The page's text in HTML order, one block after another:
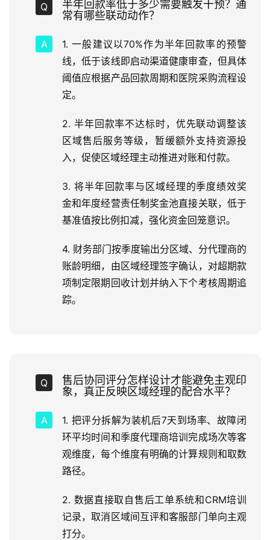
半年回款率低于多少需要触发干预？通
常有哪些联动动作？
1. 一般建议以70%作为半年回款率的预警
线，低于该线即启动渠道健康审查，但具体
阈值应根据产品回款周期和医院采购流程设
定。
2. 半年回款率不达标时，优先联动调整该
区域售后服务等级，暂缓额外支持资源投
入，促使区域经理主动推进对账和付款。
3. 将半年回款率与区域经理的季度绩效奖
金和年度经营责任制奖金池直接关联，低于
基准值按比例扣减，强化资金回笼意识。
4. 财务部门按季度输出分区域、分代理商的
账龄明细，由区域经理签字确认，对超期款
项制定限期回收计划并纳入下个考核周期追
踪。
售后协同评分怎样设计才能避免主观印
象，真正反映区域经理的配合水平？
1. 把评分拆解为装机后7天到场率、故障闭
环平均时间和季度代理商培训完成场次等客
观维度，每个维度有明确的计算规则和取数
路径。
2. 数据直接取自售后工单系统和CRM培训
记录，取消区域间互评和客服部门单向主观
打分。